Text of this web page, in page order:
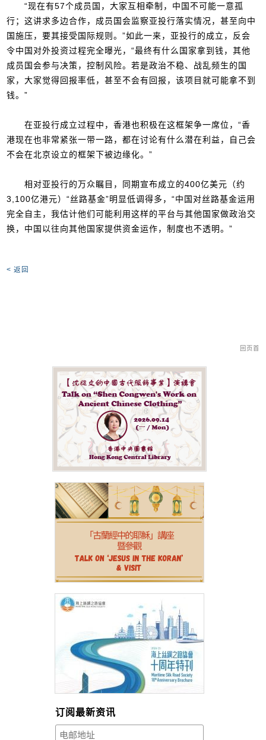
“现在有57个成员国，大家互相牵制，中国不可能一意孤
行；这讲求多边合作，成员国会监察亚投行落实情况，甚至向中
国施压，要其接受国际规则。”如此一来，亚投行的成立，反会
令中国对外投资过程完全曝光，“最终有什么国家拿到钱，其他
成员国会参与决策，控制风险。若是政治不稳、战乱频生的国
家，大家觉得回报率低，甚至不会有回报，该项目就可能拿不到
钱。”
在亚投行成立过程中，香港也积极在这框架争一席位，“香
港现在也非常紧张一带一路，都在讨论有什么潜在利益，自己会
不会在北京设立的框架下被边缘化。”
相对亚投行的万众瞩目，同期宣布成立的400亿美元（约
3,100亿港元）“丝路基金”明显低调得多，“中国对丝路基金运用
完全自主，我估计他们可能利用这样的平台与其他国家做政治交
换，中国以往向其他国家提供资金运作，制度也不透明。”
< 返回
回页首
订阅最新资讯